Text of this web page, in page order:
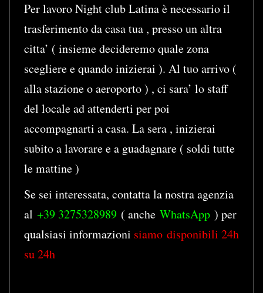
Per lavoro Night club Latina è necessario il
trasferimento da casa tua , presso un altra
citta’ ( insieme decideremo quale zona
scegliere e quando inizierai ). Al tuo arrivo (
alla stazione o aeroporto ) , ci sara’ lo staff
del locale ad attenderti per poi
accompagnarti a casa. La sera , inizierai
subito a lavorare e a guadagnare ( soldi tutte
le mattine )
Se sei interessata, contatta la nostra agenzia
al +39 3275328989 ( anche WhatsApp ) per
qualsiasi informazioni siamo disponibili 24h
su 24h